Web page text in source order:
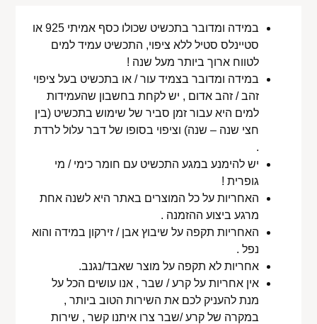
במידה ומדובר בתכשיט שכולו כסף אמיתי 925 או
סטיינלס סטיל ללא ציפוי, התכשיט עמיד למים
לטווח ארוך ביותר מעל שנה !
במידה ומדובר בצמיד עור / או בתכשיט בעל ציפוי
זהב / זהב אדום , יש לקחת בחשבון שהעמידות
למים היא עבור זמן סביר של שימוש בתכשיט (בין
חצי שנה – שנה) וציפוי בסופו של דבר עלול לרדת
.
יש להימנע במגע התכשיט עם חומר כימי / מי
גופרית !
האחריות על כל המוצרים באתר היא לשנה אחת
מרגע ביצוע ההזמנה .
האחריות תקפה על שיבוץ אבן / זירקון במידה והוא
נפל .
אחריות לא תקפה על מוצר שאבד/נגנב.
אין אחריות על קרע / שבר , אנו עושים הכל על
מנת להעניק לכם את השירות הטוב ביותר ,
במקרה של קרע /שבר צרו איתנו קשר , שירות